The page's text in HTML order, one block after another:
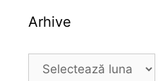
Arhive
Arhive